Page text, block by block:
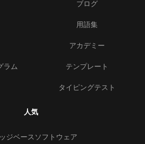
ラム
ブログ
用語集
アカデミー
テンプレート
タイピングテスト
人気
ジベースソフトウェア